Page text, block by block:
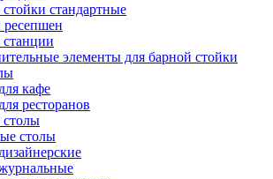
стандартные
элементы для барной стойки
кафе
ресторанов
столы